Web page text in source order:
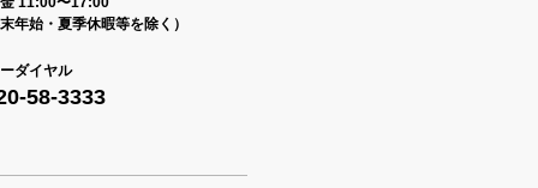
末年始・夏季休暇等を除く）
ダイヤル
58-3333